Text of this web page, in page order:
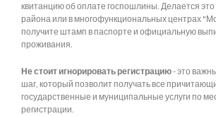
квитанцию об оплате госпошлины. Делается
района или в многофункциональных центрах
получите штамп в паспорте и официальную
проживания.
Не стоит игнорировать регистрацию- это
шаг, который позволит получать все
государственные и муниципальные услуги по
регистрации.